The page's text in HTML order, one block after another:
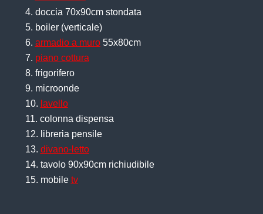
doccia 70x90cm stondata
boiler (verticale)
armadio a muro55x80cm
piano cottura
frigorifero
microonde
lavello
colonna dispensa
libreria pensile
divano-letto
tavolo 90x90cm richiudibile
mobile tv